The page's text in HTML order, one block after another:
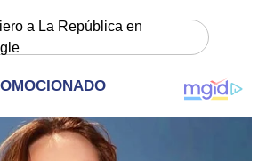
a La República en